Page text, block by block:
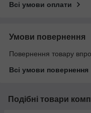
Всі умови оплати
Умови повернення
Повернення товару
Всі умови повернення
Подібні товари